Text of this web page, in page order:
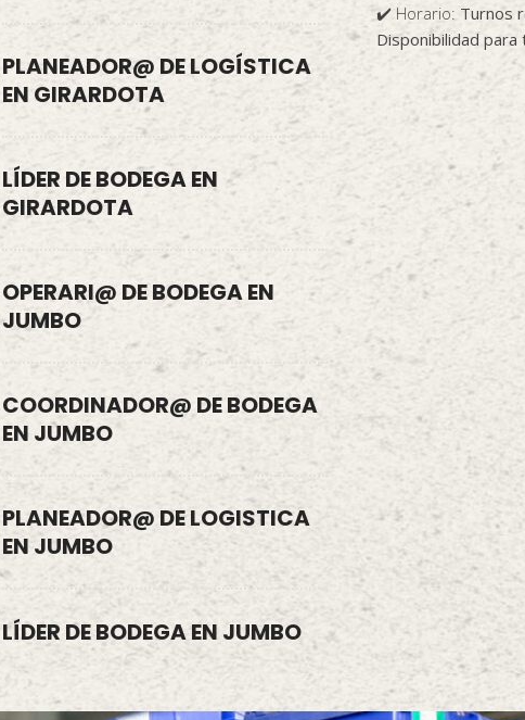
PLANEADOR@ DE LOGÍSTICA
EN GIRARDOTA
LÍDER DE BODEGA EN
GIRARDOTA
OPERARI@ DE BODEGA EN
JUMBO
COORDINADOR@ DE BODEGA
EN JUMBO
PLANEADOR@ DE LOGISTICA
EN JUMBO
LÍDER DE BODEGA EN JUMBO
✔️ Horario: Turnos
Disponibilidad